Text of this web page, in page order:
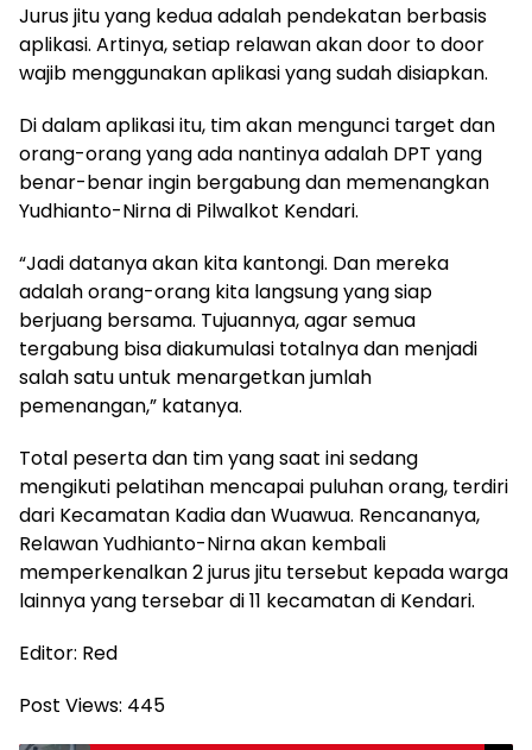
Jurus jitu yang kedua adalah pendekatan berbasis
aplikasi. Artinya, setiap relawan akan door to door
wajib menggunakan aplikasi yang sudah disiapkan.
Di dalam aplikasi itu, tim akan mengunci target dan
orang-orang yang ada nantinya adalah DPT yang
benar-benar ingin bergabung dan memenangkan
Yudhianto-Nirna di Pilwalkot Kendari.
“Jadi datanya akan kita kantongi. Dan mereka
adalah orang-orang kita langsung yang siap
berjuang bersama. Tujuannya, agar semua
tergabung bisa diakumulasi totalnya dan menjadi
salah satu untuk menargetkan jumlah
pemenangan,” katanya.
Total peserta dan tim yang saat ini sedang
mengikuti pelatihan mencapai puluhan orang, terdiri
dari Kecamatan Kadia dan Wuawua. Rencananya,
Relawan Yudhianto-Nirna akan kembali
memperkenalkan 2 jurus jitu tersebut kepada warga
lainnya yang tersebar di 11 kecamatan di Kendari.
Editor: Red
Post Views: 445